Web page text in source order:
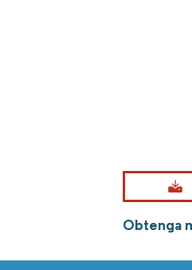
Obtenga